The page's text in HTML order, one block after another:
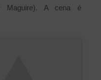
Maguire). A cena é